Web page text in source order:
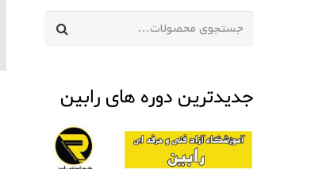
جستجو
جدیدترین دوره های رابین